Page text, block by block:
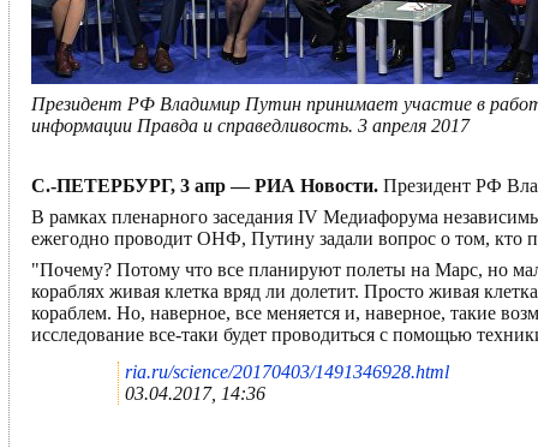
Президент РФ Владимир Путин принимает участие в
информации Правда и справедливость. 3 апреля 2017
С.-ПЕТЕРБУРГ, 3 апр — РИА Новости. Президент РФ
В рамках пленарного заседания IV Медиафорума
ежегодно проводит ОНФ, Путину задали вопрос о том, кто
"Почему? Потому что все планируют полеты на Марс, но
кораблях живая клетка вряд ли долетит. Просто живая
кораблем. Но, наверное, все меняется и, наверное, такие
исследование все-таки будет проводиться с помощью
ria.ru/science/20170403/1491346928.html
03.04.2017, 14:36